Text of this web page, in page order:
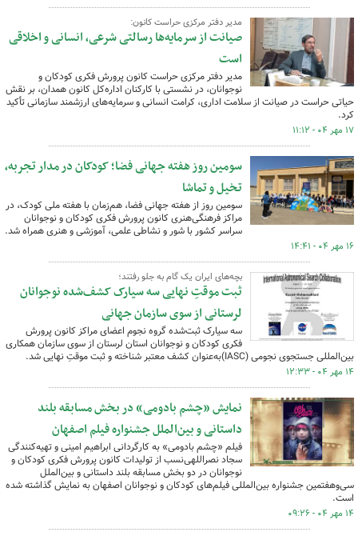
مدیر دفتر مرکزی حراست کانون:
صیانت از سرمایه‌ها رسالتی شرعی، انسانی و اخلاقی
است
مدیر دفتر مرکزی حراست کانون پرورش فکری کودکان و
نوجوانان، در نشستی با کارکنان اداره‌کل کانون همدان، بر نقش
حیاتی حراست در صیانت از سلامت اداری، کرامت انسانی و سرمایه‌های ارزشمند سازمانی تأکید
کرد.
۱۷ مهر ۰۴ - ۱۱:۱۲
سومین روز هفته جهانی فضا؛ کودکان در مدار تجربه،
تخیل و تماشا
سومین روز از هفته جهانی فضا، هم‌زمان با هفته ملی کودک، در
مراکز فرهنگی‌هنری کانون پرورش فکری کودکان و نوجوانان
سراسر کشور با شور و نشاطی علمی، آموزشی و هنری همراه شد.
۱۶ مهر ۰۴ - ۱۴:۴۱
بچه‌های ایران یک گام به جلو رفتند؛
ثبت موقتِ نهایی سه سیارک کشف‌شده نوجوانان
لرستانی از سوی سازمان جهانی
سه سیارک ثبت‌شده گروه نجوم اعضای مراکز کانون پرورش
فکری کودکان و نوجوانان استان لرستان از سوی سازمان همکاری
بین‌المللی جستجوی نجومی (IASC)به‌عنوان کشف معتبر شناخته و ثبت موقتِ نهایی شد.
۱۴ مهر ۰۴ - ۱۲:۳۳
نمایش «چشم بادومی» در بخش مسابقه بلند
داستانی و بین‌الملل جشنواره فیلم اصفهان
فیلم «چشم بادومی» به کارگردانی ابراهیم امینی و تهیه‌کنندگی
سجاد نصراللهی‌نسب از تولیدات کانون پرورش فکری کودکان و
نوجوانان در دو بخش مسابقه بلند داستانی و بین‌الملل
سی‌وهفتمین جشنواره بین‌المللی فیلم‌های کودکان و نوجوانان اصفهان به نمایش گذاشته شده
است.
۱۴ مهر ۰۴ - ۰۹:۲۶